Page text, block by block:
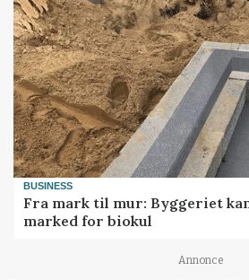
BUSINESS
Fra mark til mur: Byggeriet
marked for biokul
Annonce